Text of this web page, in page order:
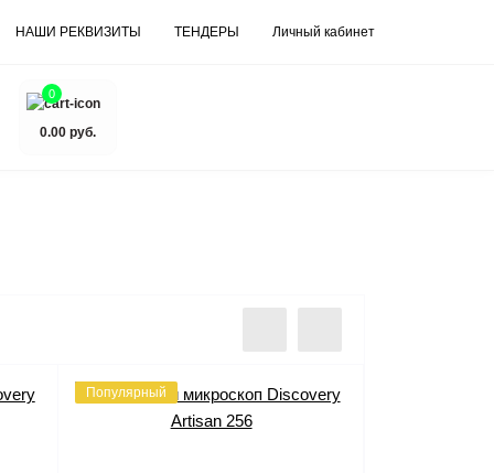
НАШИ РЕКВИЗИТЫ ТЕНДЕРЫ Личный кабинет
0
0.00 руб.
Популярный